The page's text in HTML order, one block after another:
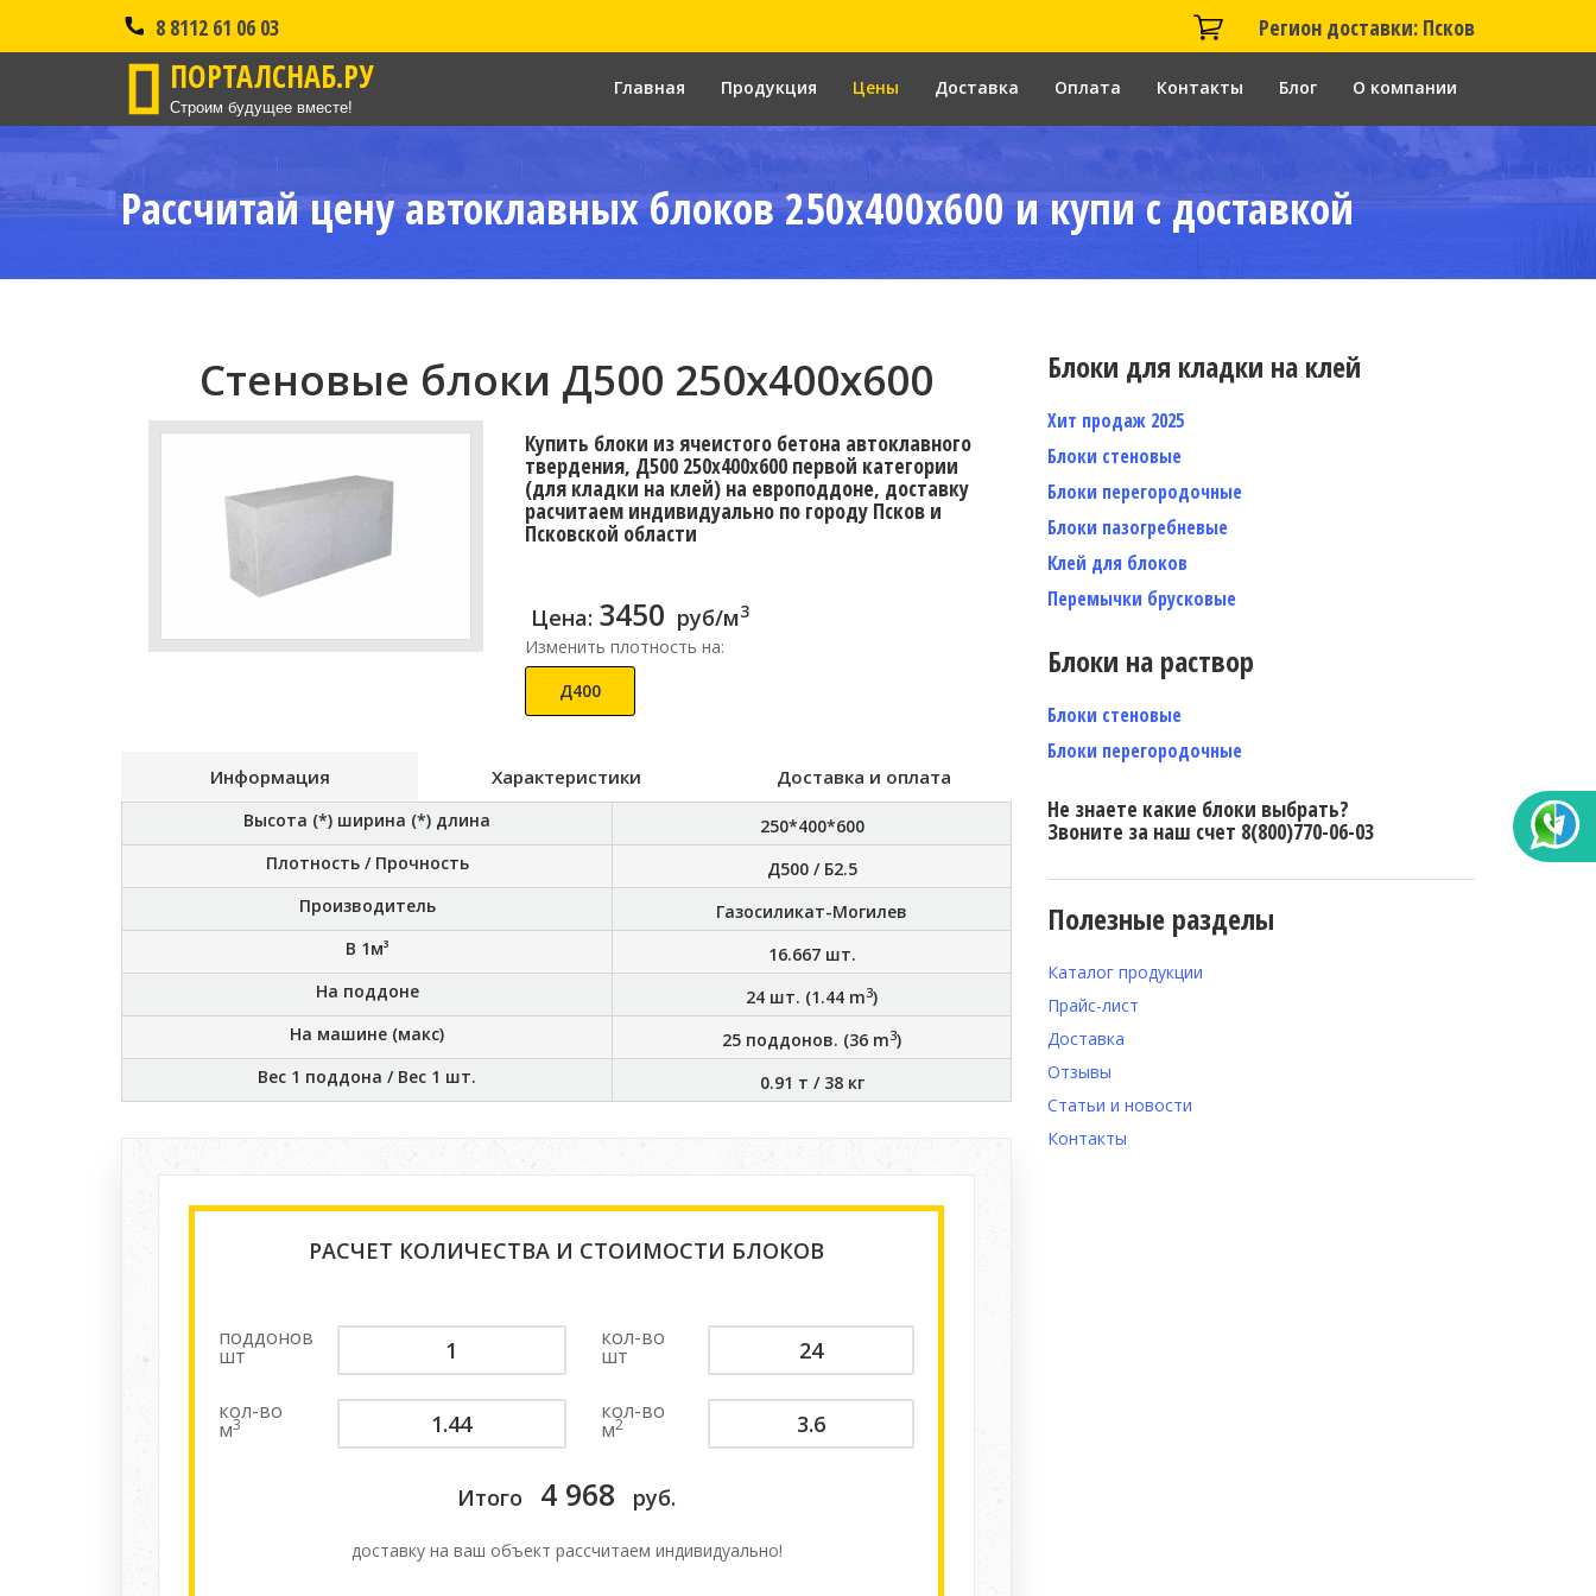
8 8112 61 06 03 Регион доставки: Псков
ПОРТАЛСНАБ.РУ
Строим будущее вместе!
Главная Продукция Цены Доставка Оплата Контакты Блог О компании
Рассчитай цену автоклавных блоков 250x400x600 и купи с доставкой
Стеновые блоки Д500 250x400x600
Купить блоки из ячеистого бетона автоклавного
твердения, Д500 250x400x600 первой категории
(для кладки на клей) на европоддоне, доставку
расчитаем индивидуально по городу Псков и
Псковской области
Цена: 3450 руб/м3
Изменить плотность на:
Д400
Информация Характеристики Доставка и оплата
Высота (*) ширина (*) длина
250*400*600
Плотность / Прочность
Д500 / Б2.5
Производитель
Газосиликат-Могилев
В 1м³
16.667шт.
На поддоне
24 шт. (1.44 m3)
На машине (макс)
25 поддонов. (36 m3)
Вес 1 поддона / Вес 1 шт.
0.91 т / 38 кг
РАСЧЕТ КОЛИЧЕСТВА И СТОИМОСТИ БЛОКОВ
поддонов
шт
кол-во
шт
кол-во
м3
кол-во
м2
Итого 4 968 руб.
доставку на ваш объект расcчитаем индивидуально!
Блоки для кладки на клей
Хит продаж 2025
Блоки стеновые
Блоки перегородочные
Блоки пазогребневые
Клей для блоков
Перемычки брусковые
Блоки на раствор
Блоки стеновые
Блоки перегородочные
Не знаете какие блоки выбрать?
Звоните за наш счет 8(800)770-06-03
Полезные разделы
Каталог продукции
Прайс-лист
Доставка
Отзывы
Статьи и новости
Контакты